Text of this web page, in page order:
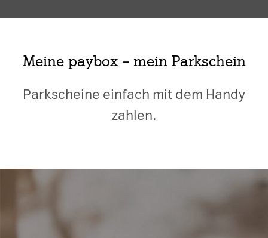
Meine paybox – mein Parkschein
Parkscheine einfach mit dem Handy
zahlen.